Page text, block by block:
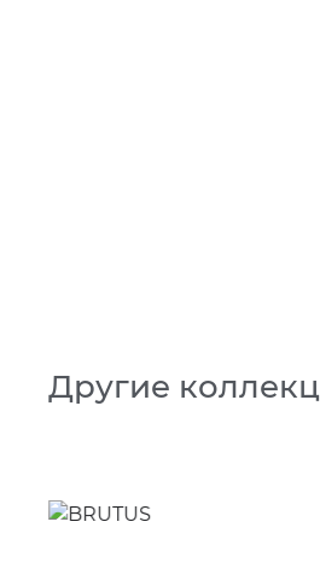
Другие